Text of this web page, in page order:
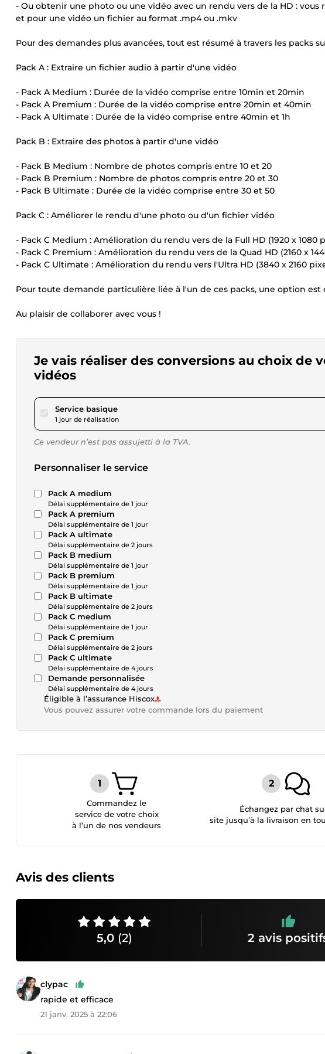
- Ou obtenir une photo ou une vidéo avec un rendu vers de la HD :
et pour une vidéo un fichier au format .mp4 ou .mkv
Pour des demandes plus avancées, tout est résumé à travers les packs
Pack A : Extraire un fichier audio à partir d'une vidéo
- Pack A Medium : Durée de la vidéo comprise entre 10min et 20min
- Pack A Premium : Durée de la vidéo comprise entre 20min et 40min
- Pack A Ultimate : Durée de la vidéo comprise entre 40min et 1h
Pack B : Extraire des photos à partir d'une vidéo
- Pack B Medium : Nombre de photos compris entre 10 et 20
- Pack B Premium : Nombre de photos compris entre 20 et 30
- Pack B Ultimate : Durée de la vidéo comprise entre 30 et 50
Pack C : Améliorer le rendu d'une photo ou d'un fichier vidéo
- Pack C Medium : Amélioration du rendu vers de la Full HD (1920 x 1080
- Pack C Premium : Amélioration du rendu vers de la Quad HD (2160 x
- Pack C Ultimate : Amélioration du rendu vers l'Ultra HD (3840 x 2160
Pour toute demande particulière liée à l'un de ces packs, une option
Au plaisir de collaborer avec vous !
Je vais réaliser des conversions au choix de
vidéos
Service basiquepour 17,34 $US
1 jour de réalisation
Ce vendeur n’est pas assujetti à la TVA.
Personnaliser le service
Pack A medium
Délai supplémentaire de 1 jour
Pack A premium
Délai supplémentaire de 1 jour
Pack A ultimate
Délai supplémentaire de 2 jours
Pack B medium
Délai supplémentaire de 1 jour
Pack B premium
Délai supplémentaire de 1 jour
Pack B ultimate
Délai supplémentaire de 2 jours
Pack C medium
Délai supplémentaire de 1 jour
Pack C premium
Délai supplémentaire de 2 jours
Pack C ultimate
Délai supplémentaire de 4 jours
Demande personnalisée
Délai supplémentaire de 4 jours
Éligible à l’assurance Hiscox
Vous pouvez assurer votre commande lors du paiement
Commandez le
service de votre choix
à l’un de nos vendeurs
Échangez par chat
site jusqu’à la livraison en
Avis des clients
5,0 (2) 2 avis
clypac
rapide et efficace
21 janv. 2025 à 22:06